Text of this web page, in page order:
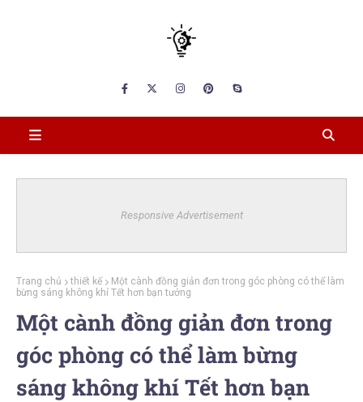
Responsive Advertisement
Trang chủ thiết kế
Một cành đồng giản đơn trong góc phòng có thể làm
bừng sáng không khí Tết hơn bạn tưởng
Một cành đồng giản đơn trong
góc phòng có thể làm bừng
sáng không khí Tết hơn bạn